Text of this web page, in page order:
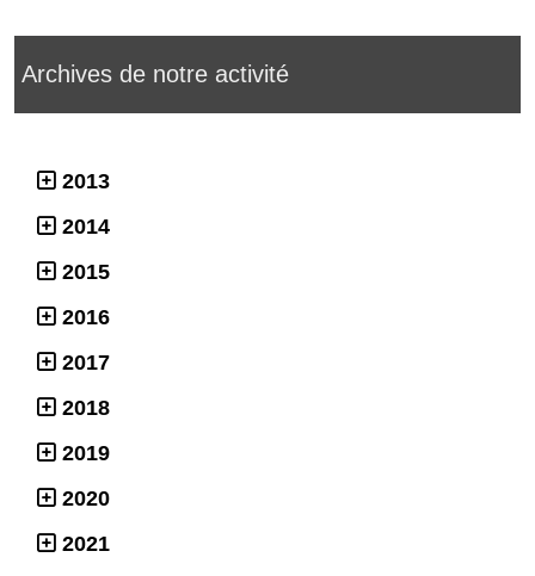
Archives de notre activité
2013
2014
2015
2016
2017
2018
2019
2020
2021